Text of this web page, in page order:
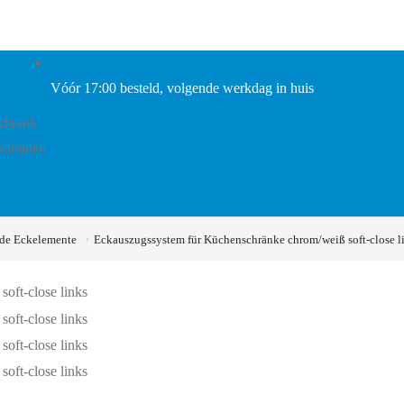
Vóór 17:00 besteld, volgende werkdag in huis
Eckelemente Eckauszugssystem für Küchenschränke chrom/weiß soft-close